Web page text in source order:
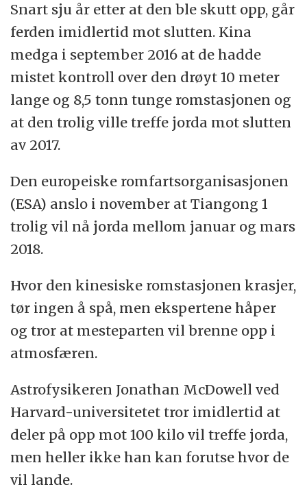
Snart sju år etter at den ble skutt opp, går
ferden imidlertid mot slutten. Kina
medga i september 2016 at de hadde
mistet kontroll over den drøyt 10 meter
lange og 8,5 tonn tunge romstasjonen og
at den trolig ville treffe jorda mot slutten
av 2017.
Den europeiske romfartsorganisasjonen
(ESA) anslo i november at Tiangong 1
trolig vil nå jorda mellom januar og mars
2018.
Hvor den kinesiske romstasjonen krasjer,
tør ingen å spå, men ekspertene håper
og tror at mesteparten vil brenne opp i
atmosfæren.
Astrofysikeren Jonathan McDowell ved
Harvard-universitetet tror imidlertid at
deler på opp mot 100 kilo vil treffe jorda,
men heller ikke han kan forutse hvor de
vil lande.